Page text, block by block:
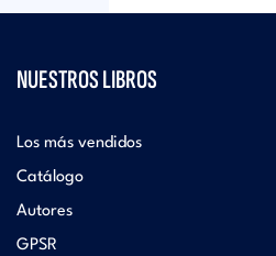
NUESTROS LIBROS
Los más vendidos
Catálogo
Autores
GPSR